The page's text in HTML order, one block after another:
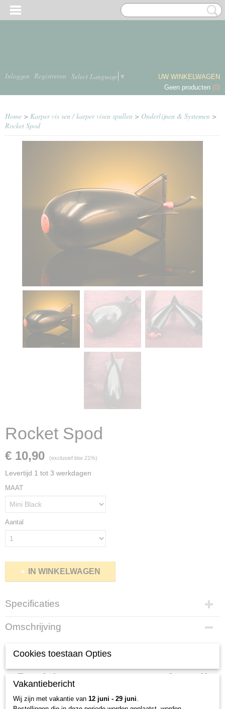
Inloggen Registreren Select Language ▼
UW WINKELWAGEN
Geen producten (0)
Home > Karper vis sen / karper visen spullen > Onderlijnen & Systemen >
Rocket Spod
Rocket Spod
€ 10,90 (exclusief btw 21%)
Levertijd 1 tot 3 werkdagen
MAAT
Aantal
IN WINKELWAGEN
Specificaties
Productcode
RA-201-76
0,20 Kg
Omschrijving
Raket Voerboot Rocket Spod -
Precisie voeren op grote afstand!
Hengelsport winkel MG Sinkers wenst je veel
Cookies toestaan Opties
Vakantiebericht
Wij zijn met vakantie van 12 juni - 29 juni.